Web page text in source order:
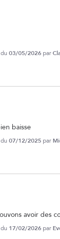
03/05/2026 par
baisse
07/12/2025 par
avoir des
17/02/2026 par